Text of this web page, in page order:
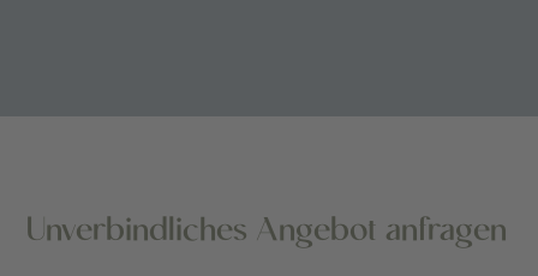
Unverbindliches Angebot anfragen